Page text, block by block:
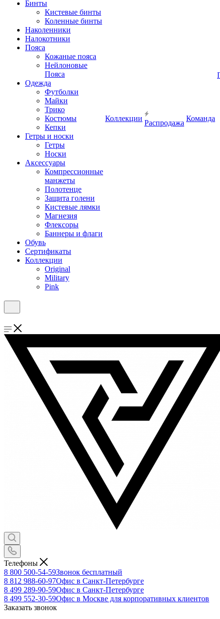
Бинты
Кистевые бинты
Коленные бинты
Наколенники
Налокотники
Пояса
Кожаные пояса
Нейлоновые
Пояса
Одежда
Футболки
Майки
Трико
Костюмы
Кепки
Гетры и носки
Гетры
Носки
Аксессуары
Компрессионные
манжеты
Полотенце
Защита голени
Кистевые лямки
Магнезия
Флексоры
Баннеры и флаги
Обувь
Сертификаты
Коллекции
Original
Military
Pink
Коллекции
Распродажа
Команда
Телефоны
8 800 500-54-59Звонок бесплатный
8 812 988-60-97Офис в Санкт-Петербурге
8 499 289-90-59Офис в Санкт-Петербурге
8 499 552-30-59Офис в Москве для корпоративных клиентов
Заказать звонок